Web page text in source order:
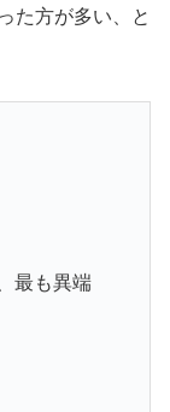
た方が多い、と
最も異端